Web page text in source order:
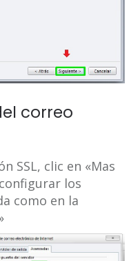
correo
SSL, clic en «Mas
los
como en la